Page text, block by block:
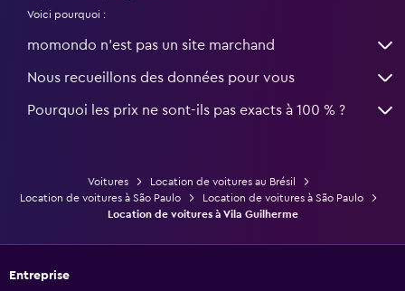
Voici pourquoi :
momondo n'est pas un site marchand
Nous recueillons des données pour vous
Pourquoi les prix ne sont-ils pas exacts à 100 % ?
Voitures
Location de voitures au Brésil
Location de voitures à São Paulo
Location de voitures à São Paulo
Location de voitures à Vila Guilherme
Entreprise